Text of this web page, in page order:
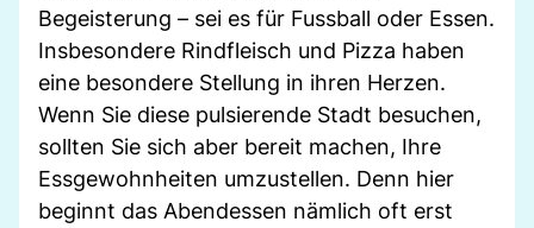
Begeisterung – sei es für Fussball oder Essen.
Insbesondere Rindfleisch und Pizza haben
eine besondere Stellung in ihren Herzen.
Wenn Sie diese pulsierende Stadt besuchen,
sollten Sie sich aber bereit machen, Ihre
Essgewohnheiten umzustellen. Denn hier
beginnt das Abendessen nämlich oft erst